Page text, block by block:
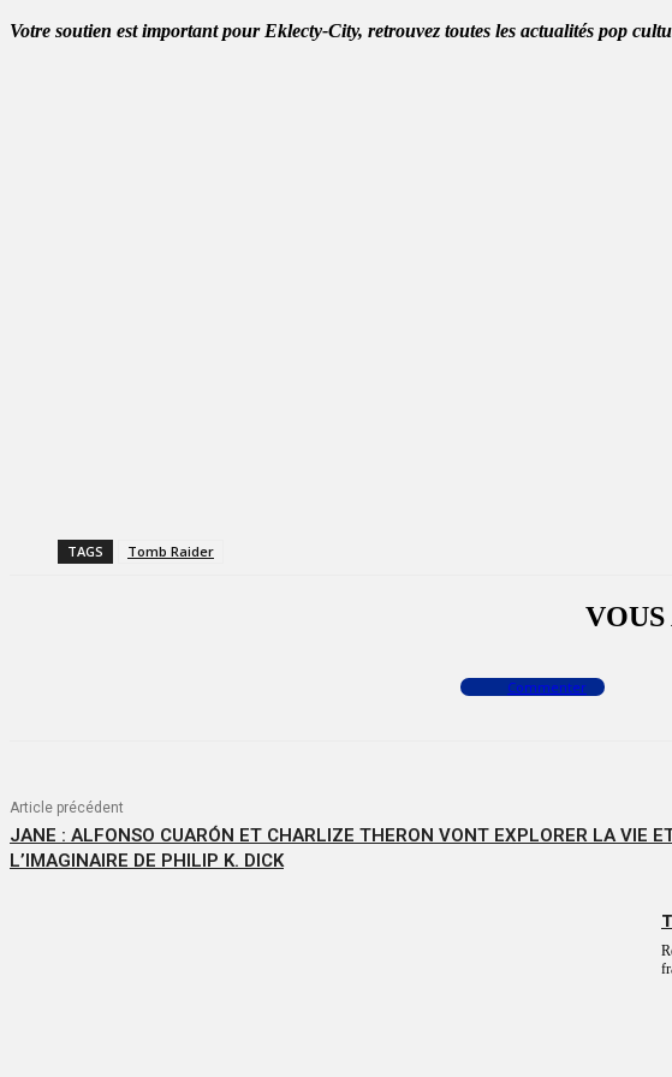
Votre soutien est important pour Eklecty-City, retrouvez toutes les actualités pop
TAGS Tomb Raider
Commenter
Article précédent
JANE : ALFONSO CUARÓN ET CHARLIZE THERON VONT EXPLORER LA VIE
L’IMAGINAIRE DE PHILIP K. DICK